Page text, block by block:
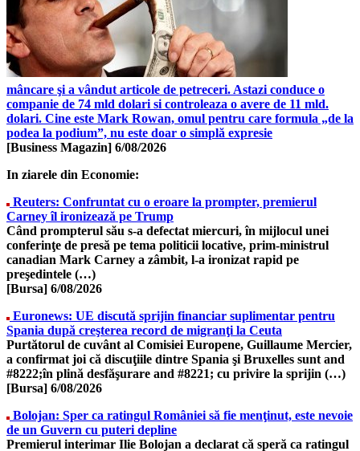
mâncare şi a vândut articole de petreceri. Astazi conduce o
companie de 74 mld dolari si controleaza o avere de 11 mld.
dolari. Cine este Mark Rowan, omul pentru care formula „de la
podea la podium”, nu este doar o simplă expresie
[Business Magazin] 6/08/2026
In ziarele din Economie:
Reuters: Confruntat cu o eroare la prompter, premierul
Carney îl ironizează pe Trump
Când prompterul său s-a defectat miercuri, în mijlocul unei
conferinţe de presă pe tema politicii locative, prim-ministrul
canadian Mark Carney a zâmbit, l-a ironizat rapid pe
preşedintele (…)
[Bursa] 6/08/2026
Euronews: UE discută sprijin financiar suplimentar pentru
Spania după creşterea record de migranţi la Ceuta
Purtătorul de cuvânt al Comisiei Europene, Guillaume Mercier,
a confirmat joi că discuţiile dintre Spania şi Bruxelles sunt and
#8222;în plină desfăşurare and #8221; cu privire la sprijin (…)
[Bursa] 6/08/2026
Bolojan: Sper ca ratingul României să fie menţinut, este nevoie
de un Guvern cu puteri depline
Premierul interimar Ilie Bolojan a declarat că speră ca ratingul